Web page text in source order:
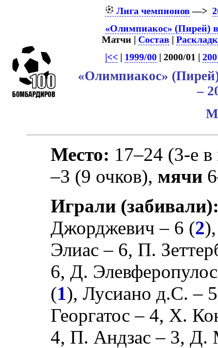
Лига чемпионов—>
«Олимпиакос» (Пирей)
Матчи | Состав |
|<<| 1999/00| 2000/01 |
«Олимпиакос»
–
Место: 17–24 (3-е
–3 (9 очков), мячи
Играли
Джорджевич – 6 (2
Элиас – 6, П.
6,Д. Элевферопулос
(1),Лусиано д.С. –
Георгатос – 4, Х.
4, П. Андзас – 3,Д.